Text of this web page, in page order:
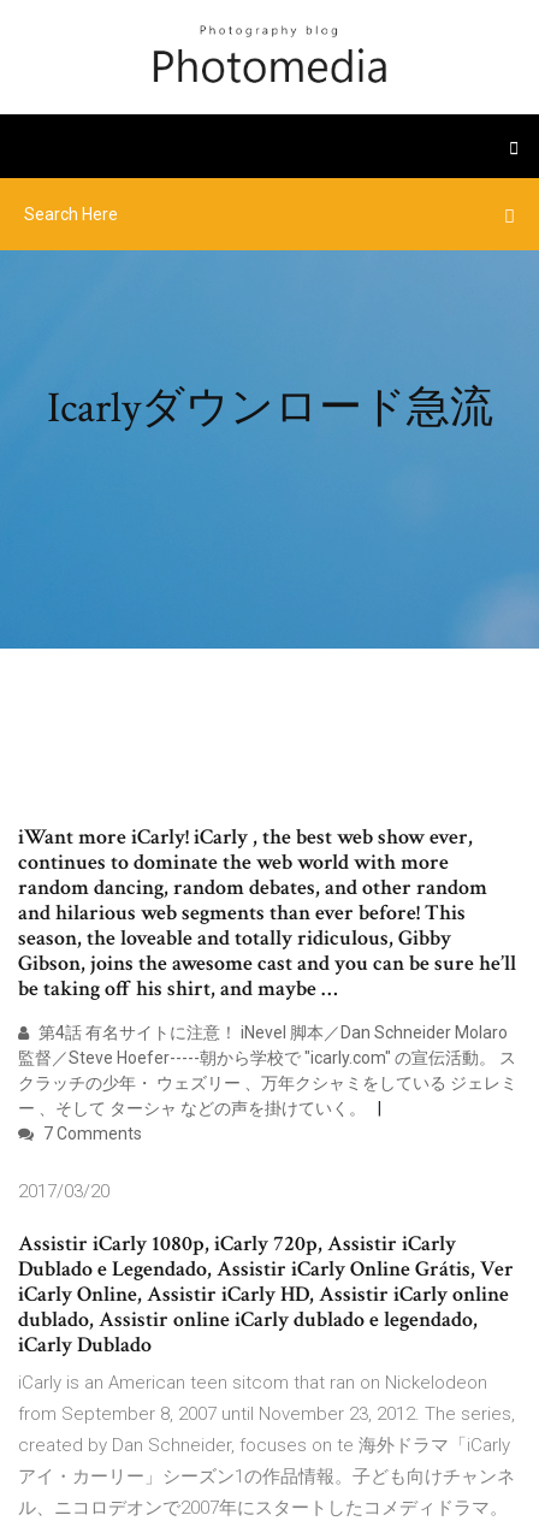
Icarlyダウンロード急流
iWant more iCarly! iCarly , the best web show ever,
continues to dominate the web world with more
random dancing, random debates, and other random
and hilarious web segments than ever before! This
season, the loveable and totally ridiculous, Gibby
Gibson, joins the awesome cast and you can be sure he’ll
be taking off his shirt, and maybe …
第4話 有名サイトに注意！ iNevel 脚本／Dan Schneider Molaro
監督／Steve Hoefer-----朝から学校で "icarly.com" の宣伝活動。 ス
クラッチの少年・ ウェズリー 、万年クシャミをしている ジェレミ
ー 、そして ターシャ などの声を掛けていく。
7 Comments
2017/03/20
Assistir iCarly 1080p, iCarly 720p, Assistir iCarly
Dublado e Legendado, Assistir iCarly Online Grátis, Ver
iCarly Online, Assistir iCarly HD, Assistir iCarly online
dublado, Assistir online iCarly dublado e legendado,
iCarly Dublado
iCarly is an American teen sitcom that ran on Nickelodeon
from September 8, 2007 until November 23, 2012. The series,
created by Dan Schneider, focuses on te 海外ドラマ「iCarly
アイ・カーリー」シーズン1の作品情報。子ども向けチャンネ
ル、ニコロデオンで2007年にスタートしたコメディドラマ。